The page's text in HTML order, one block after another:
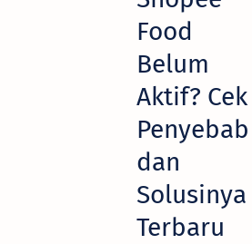
Food
Belum
Aktif? Cek
Penyebab
dan
Solusinya
Terbaru